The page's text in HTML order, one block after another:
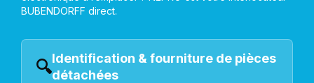
BUBENDORFF direct.
🔍Identification & fourniture de pièces
détachées